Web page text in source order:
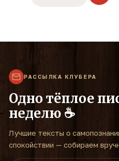
РАССЫЛКА КЛУБЕРА
Одно тёплое
неделю ☕
Лучшие тексты о
спокойствии — собираем